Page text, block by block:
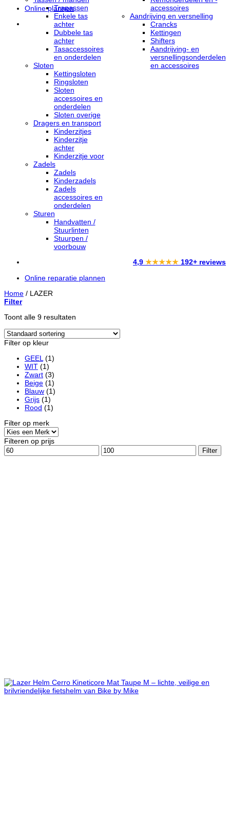
Online plannen
Trapassen
Enkele tas
achter
Dubbele tas
achter
Tasaccessoires
en onderdelen
Sloten
Kettingsloten
Ringsloten
Sloten
accessoires en
onderdelen
Sloten overige
Dragers en transport
Kinderzitjes
Kinderzitje
achter
Kinderzitje voor
Zadels
Zadels
Kinderzadels
Zadels
accessoires en
onderdelen
Sturen
Handvatten /
Stuurlinten
Stuurpen /
voorbouw
accessoires
Aandrijving en versnelling
Crancks
Kettingen
Shifters
Aandrijving- en
versnellingsonderdelen
en accessoires
4,9 ★★★★★ 192+ reviews
Online reparatie plannen
Home / LAZER
Filter
Toont alle 9 resultaten
Filter op kleur
GEEL (1)
WIT (1)
Zwart (3)
Beige (1)
Blauw (1)
Grijs (1)
Rood (1)
Filter op merk
Filteren op prijs
Min.
prijs
Max.
prijs
Filter